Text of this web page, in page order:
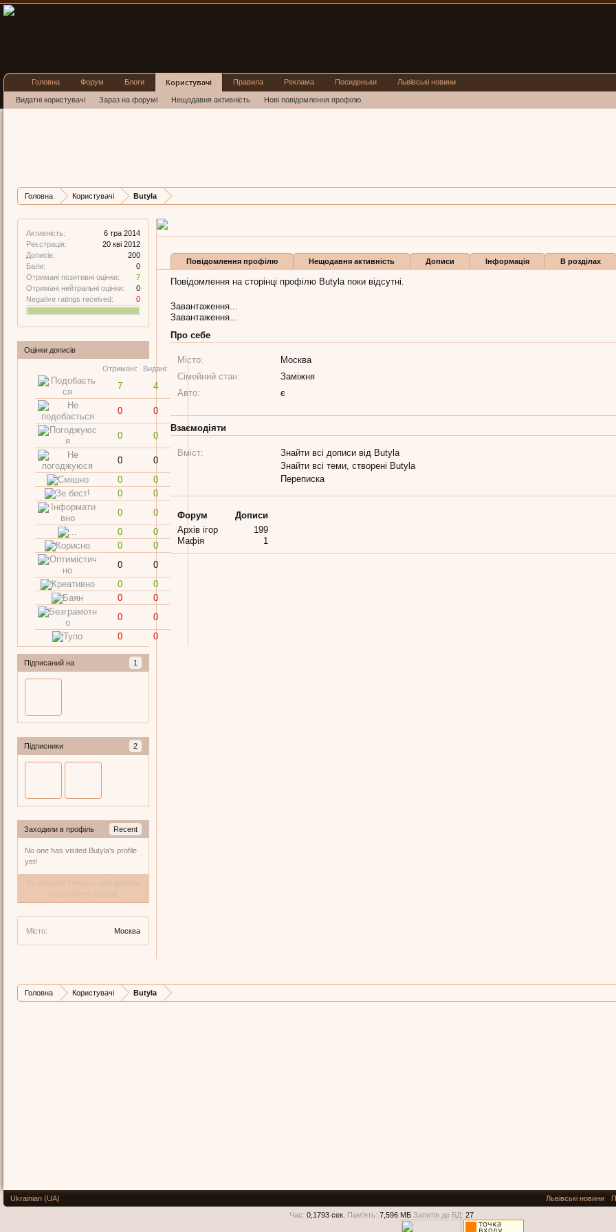
Головна Користувачі Butyla
Активність:
6 тра 2014
Реєстрація:
20 кві 2012
Дописів:
200
Бали:
0
Отримані позитивні оцінки:
7
Отримані нейтральні оцінки:
0
Negative ratings received:
0
Оцінки дописів
Отримані: Видані:
7 4
0 0
0 0
0
0
0
0
0
0
0
0
0
0
0
0
0
0
0
0
0
0
0
0
0
0
Підписаний на 1
Підписники 2
Заходили в профіль Recent
No one has visited Butyla's profile
yet!
Місто: Москва
Дописів
Карма Бали
Повідомлення профілю Нещодавня активність Дописи Інформація В розділах
Повідомлення на сторінці профілю Butyla поки відсутні.
Завантаження...
Завантаження...
Про себе
Місто:
Москва
Сімейний стан:
Заміжня
Авто:
є
Взаємодіяти
Вміст:
Знайти всі дописи від Butyla
Знайти всі теми, створені Butyla
Переписка
Форум
Дописи
Архів ігор
199
Мафія
1
Головна Користувачі Butyla
Головна Форум Блоги Користувачі
Видатні користувачі Зараз на форумі Нещодавня активність Нові повідомлення профілю
Правила Реклама Посиденьки Львівські новини
Ukrainian (UA) Львівські новини
Час: 0,1793 сек. Пам'ять: 7,596 МБ Запитів до БД: 27